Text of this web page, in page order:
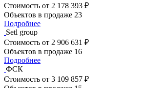
Стоимость от 2 178 393 ₽
Объектов в продаже 23
Подробнее
Setl group
Стоимость от 2 906 631 ₽
Объектов в продаже 16
Подробнее
ФСК
Стоимость от 3 109 857 ₽